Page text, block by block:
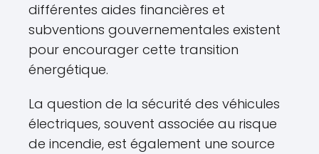
différentes aides financières et
subventions gouvernementales existent
pour encourager cette transition
énergétique.
La question de la sécurité des véhicules
électriques, souvent associée au risque
de incendie, est également une source